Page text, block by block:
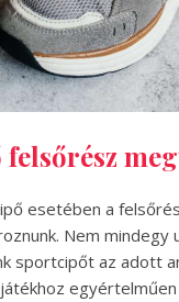
esetében a
Nem mindegy
sportcipőt az adott